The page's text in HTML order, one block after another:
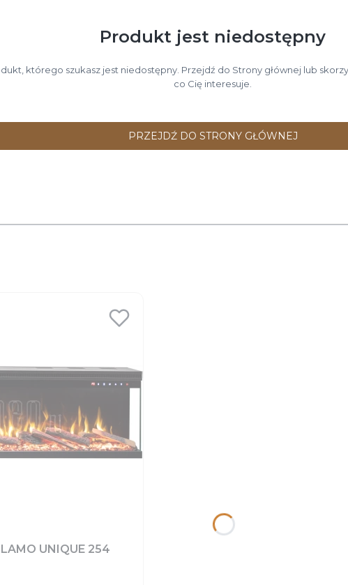
Produkt jest niedostępny
którego szukasz jest niedostępny. Przejdź do Strony głównej lub
co Cię interesuje.
PRZEJDŹ DO STRONY GŁÓWNEJ
UNIQUE 254